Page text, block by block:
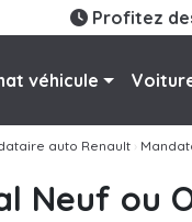
Profitez
véhicule
auto Renault ›
Neuf ou